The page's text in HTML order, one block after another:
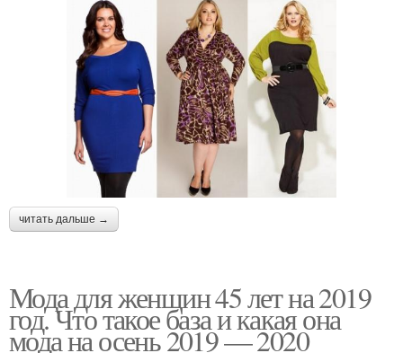
читать дальше →
Мода для женщин 45 лет на 2019
год. Что такое база и какая она
мода на осень 2019 — 2020